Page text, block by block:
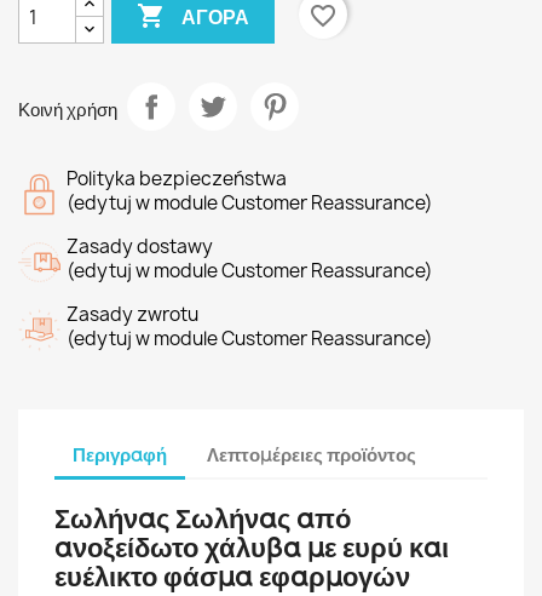
 ΑΓΟΡΆ favorite_border
Κοινή χρήση
Polityka bezpieczeństwa
(edytuj w module Customer Reassurance)
Zasady dostawy
(edytuj w module Customer Reassurance)
Zasady zwrotu
(edytuj w module Customer Reassurance)
Περιγραφή Λεπτομέρειες προϊόντος
Σωλήνας Σωλήνας από
ανοξείδωτο χάλυβα με ευρύ και
ευέλικτο φάσμα εφαρμογών